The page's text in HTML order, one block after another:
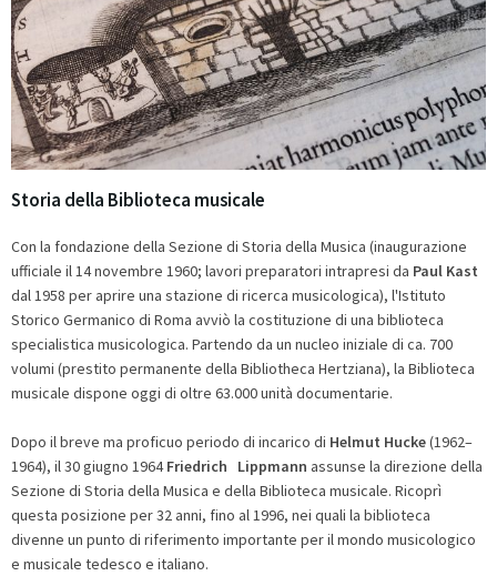
Storia della Biblioteca musicale
Con la fondazione della Sezione di Storia della Musica (inaugurazione
ufficiale il 14 novembre 1960; lavori preparatori intrapresi da Paul Kast
dal 1958 per aprire una stazione di ricerca musicologica), l'Istituto
Storico Germanico di Roma avviò la costituzione di una biblioteca
specialistica musicologica. Partendo da un nucleo iniziale di ca. 700
volumi (prestito permanente della Bibliotheca Hertziana), la Biblioteca
musicale dispone oggi di oltre 63.000 unità documentarie.
Dopo il breve ma proficuo periodo di incarico di Helmut Hucke(1962–
1964), il 30 giugno 1964Friedrich Lippmann assunse la direzione della
Sezione di Storia della Musica e della Biblioteca musicale. Ricoprì
questa posizione per 32 anni, fino al 1996, nei quali la biblioteca
divenne un punto di riferimento importante per il mondo musicologico
e musicale tedesco e italiano.